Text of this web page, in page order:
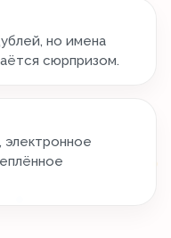
но имена
сюрпризом.
электронное